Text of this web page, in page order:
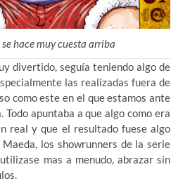
hace muy cuesta arriba
divertido, seguía teniendo algo de
las realizadas fuera de
como este en el que estamos ante
apuntaba a que algo como era
real y que el resultado fuese algo
los showrunners de la serie
mas a menudo, abrazar sin